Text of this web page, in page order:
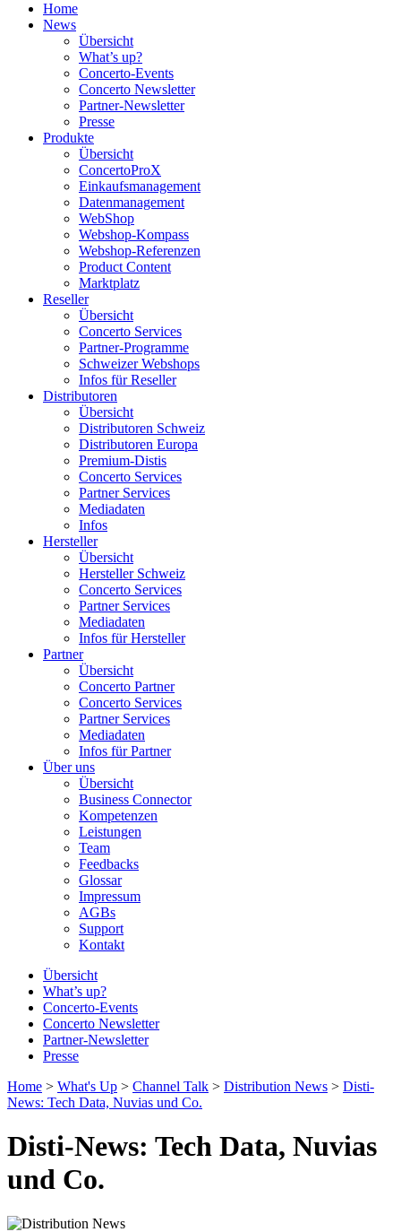
Home
News
Übersicht
What’s up?
Concerto-Events
Concerto Newsletter
Partner-Newsletter
Presse
Produkte
Übersicht
ConcertoProX
Einkaufsmanagement
Datenmanagement
WebShop
Webshop-Kompass
Webshop-Referenzen
Product Content
Marktplatz
Reseller
Übersicht
Concerto Services
Partner-Programme
Schweizer Webshops
Infos für Reseller
Distributoren
Übersicht
Distributoren Schweiz
Distributoren Europa
Premium-Distis
Concerto Services
Partner Services
Mediadaten
Infos
Hersteller
Übersicht
Hersteller Schweiz
Concerto Services
Partner Services
Mediadaten
Infos für Hersteller
Partner
Übersicht
Concerto Partner
Concerto Services
Partner Services
Mediadaten
Infos für Partner
Über uns
Übersicht
Business Connector
Kompetenzen
Leistungen
Team
Feedbacks
Glossar
Impressum
AGBs
Support
Kontakt
Übersicht
What’s up?
Concerto-Events
Concerto Newsletter
Partner-Newsletter
Presse
Home > What's Up > Channel Talk > Distribution News > Disti-
News: Tech Data, Nuvias und Co.
Disti-News: Tech Data, Nuvias
und Co.